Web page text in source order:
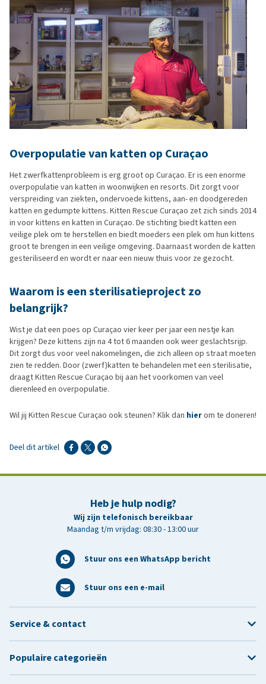
Overpopulatie van katten op Curaçao
Het zwerfkattenprobleem is erg groot op Curaçao. Er is een enorme
overpopulatie van katten in woonwijken en resorts. Dit zorgt voor
verspreiding van ziekten, ondervoede kittens, aan- en doodgereden
katten en gedumpte kittens. Kitten Rescue Curaçao zet zich sinds 2014
in voor kittens en katten in Curaçao. De stichting biedt katten een
veilige plek om te herstellen en biedt moeders een plek om hun kittens
groot te brengen in een veilige omgeving. Daarnaast worden de katten
gesteriliseerd en wordt er naar een nieuw thuis voor ze gezocht.
Waarom is een sterilisatieproject zo
belangrijk?
Wist je dat een poes op Curaçao vier keer per jaar een nestje kan
krijgen? Deze kittens zijn na 4 tot 6 maanden ook weer geslachtsrijp.
Dit zorgt dus voor veel nakomelingen, die zich alleen op straat moeten
zien te redden. Door (zwerf)katten te behandelen met een sterilisatie,
draagt Kitten Rescue Curaçao bij aan het voorkomen van veel
dierenleed en overpopulatie.
Wil jij Kitten Rescue Curaçao ook steunen? Klik dan hierom te doneren!
Deel dit artikel
Heb je hulp nodig?
Wij zijn telefonisch bereikbaar
Maandag t/m vrijdag: 08:30 - 13:00 uur
Stuur ons een WhatsApp bericht
Stuur ons een e-mail
Service & contact
Populaire categorieën